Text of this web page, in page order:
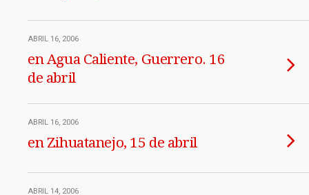
ABRIL 16, 2006
en Agua Caliente, Guerrero. 16
de abril
ABRIL 16, 2006
en Zihuatanejo, 15 de abril
ABRIL 14, 2006